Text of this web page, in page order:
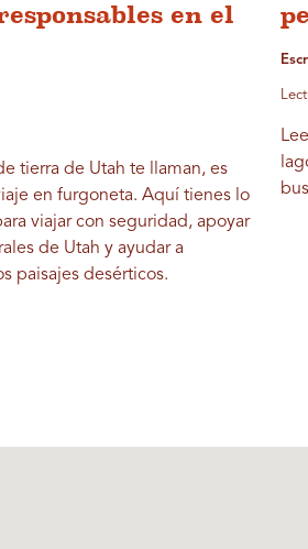
en el
tierra de Utah te llaman, es
en furgoneta. Aquí tienes lo
viajar con seguridad, apoyar
de Utah y ayudar a
paisajes desérticos.